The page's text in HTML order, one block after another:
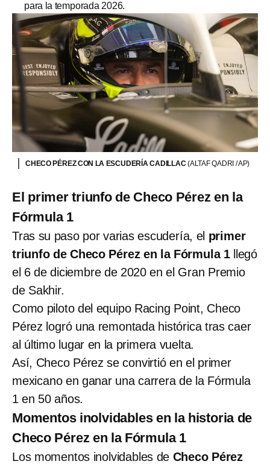
para la temporada 2026.
CHECO PÉREZ CON LA ESCUDERÍA CADILLAC(ALTAF QADRI / AP)
El primer triunfo de Checo Pérez en la
Fórmula 1
Tras su paso por varias escudería, el primer
triunfo de Checo Pérez en la Fórmula 1 llegó
el 6 de diciembre de 2020 en el Gran Premio
de Sakhir.
Como piloto del equipo Racing Point, Checo
Pérez logró una remontada histórica tras caer
al último lugar en la primera vuelta.
Así, Checo Pérez se convirtió en el primer
mexicano en ganar una carrera de la Fórmula
1 en 50 años.
Momentos inolvidables en la historia de
Checo Pérez en la Fórmula 1
Los momentos inolvidables de Checo Pérez